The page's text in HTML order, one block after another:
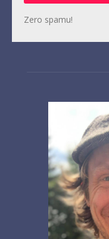
Zero spamu!